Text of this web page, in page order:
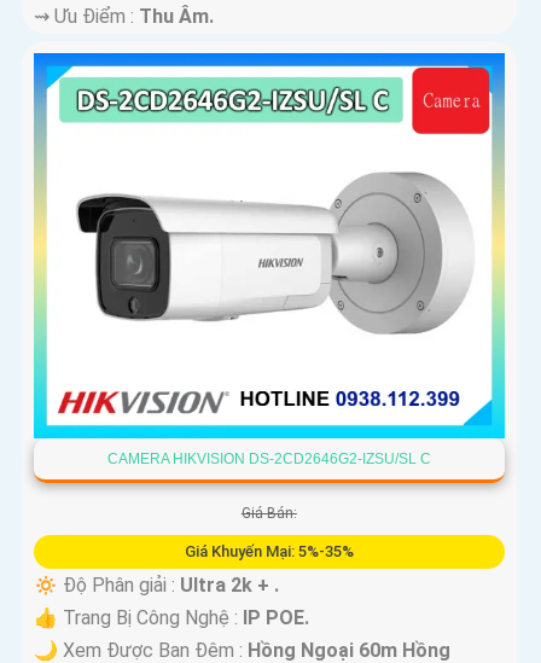
️⇝ Ưu Điểm : Thu Âm.
CAMERA HIKVISION DS-2CD2646G2-IZSU/SL C
Giá Bán:
Giá Khuyến Mại: 5%-35%
🔅 Độ Phân giải : Ultra 2k + .
👍 Trang Bị Công Nghệ : IP POE.
🌙 Xem Được Ban Đêm : Hồng Ngoại 60m Hồng